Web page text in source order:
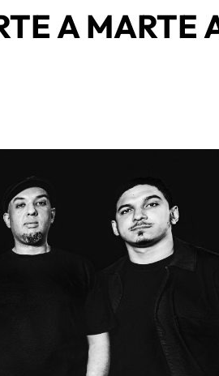
A MARTE